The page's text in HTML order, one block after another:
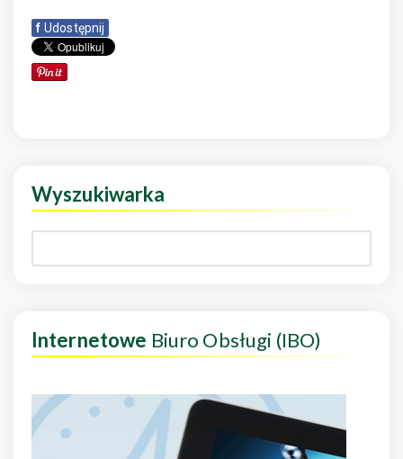
f Udostępnij
Wyszukiwarka
Internetowe Biuro Obsługi (IBO)